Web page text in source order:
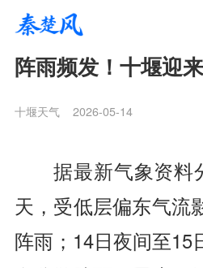
阵雨频发！十堰迎
十堰天气 2026-05-14
据最新气象资料
天，受低层偏东气流
阵雨；14日夜间至15